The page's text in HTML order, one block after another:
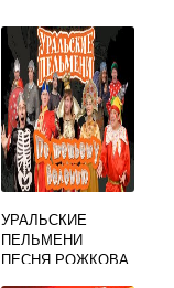
УРАЛЬСКИЕ
ПЕЛЬМЕНИ
ПЕСНЯ РОЖКОВА